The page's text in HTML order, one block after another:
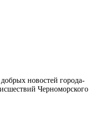
новостей города-
Черноморского